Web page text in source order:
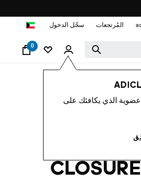
المُرتجعات سجّل الدخول
0
الذي يكافئك على
LIGHTS